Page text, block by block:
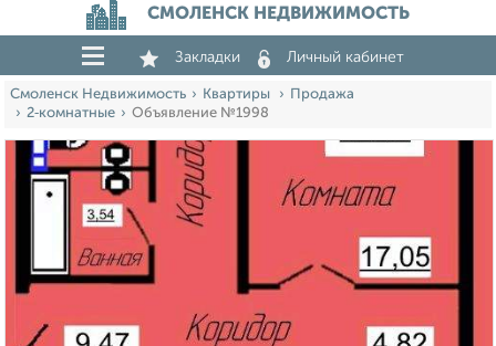
СМОЛЕНСК НЕДВИЖИМОСТЬ
Закладки Личный кабинет
Смоленск Недвижимость Квартиры
Продажа
2‑комнатные
Объявление №1998